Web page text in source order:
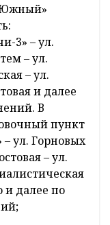
3» – ул.
– ул.
– ул.
и далее
В
пункт
ул. Горновых
– ул.
и далее по